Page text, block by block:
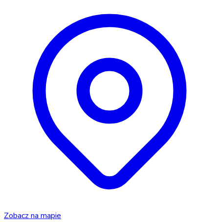
Zobacz na mapie